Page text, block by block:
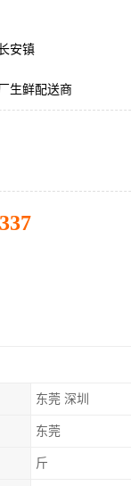
安镇
生鲜配送商
东莞 深圳
东莞
斤